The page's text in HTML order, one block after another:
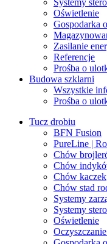
Systemy
Oświetlenie
Gospodarka
Zasilanie
Referencje
Prośba o
Budowa szklarni
Wszystkie
Prośba o
Tucz drobiu
BFN Fusion
PureLine |
Chów
Chów
Chów kaczek
Chów stad
Systemy
Systemy
Oświetlenie